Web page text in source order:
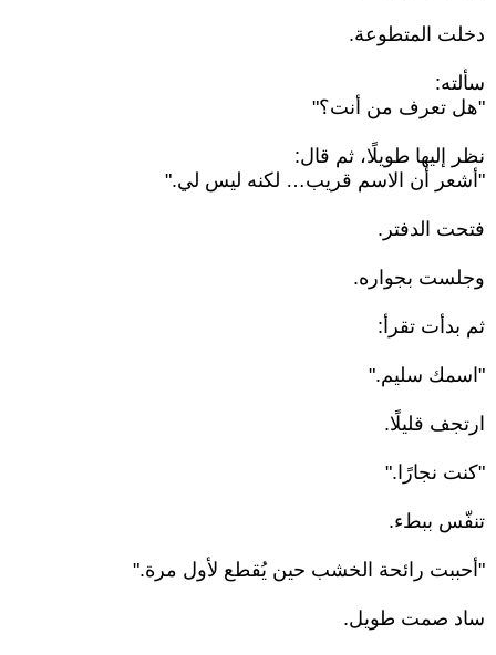
دخلت المتطوعة.
سألته:
"هل تعرف من أنت؟"
نظر إليها طويلًا، ثم قال:
"أشعر أن الاسم قريب… لكنه ليس لي."
فتحت الدفتر.
وجلست بجواره.
ثم بدأت تقرأ:
"اسمك سليم."
ارتجف قليلًا.
"كنت نجارًا."
تنفّس ببطء.
"أحببت رائحة الخشب حين يُقطع لأول مرة."
ساد صمت طويل.